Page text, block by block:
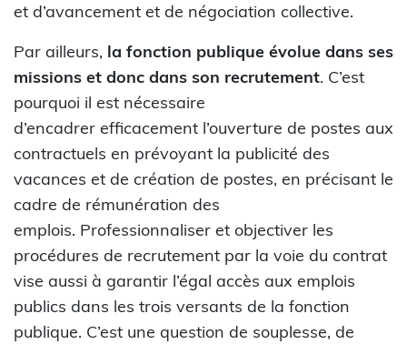
et d’avancement et de négociation collective.
Par ailleurs, la fonction publique évolue dans ses
missions et donc dans son recrutement. C’est
pourquoi il est nécessaire
d’encadrer efficacement l’ouverture de postes aux
contractuels en prévoyant la publicité des
vacances et de création de postes, en précisant le
cadre de rémunération des
emplois. Professionnaliser et objectiver les
procédures de recrutement par la voie du contrat
vise aussi à garantir l’égal accès aux emplois
publics dans les trois versants de la fonction
publique. C’est une question de souplesse, de